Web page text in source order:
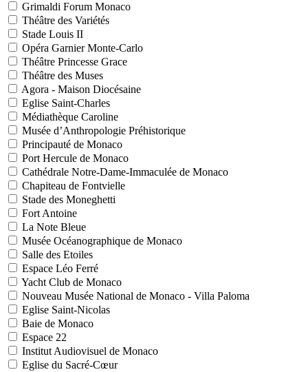
Grimaldi Forum Monaco
Théâtre des Variétés
Stade Louis II
Opéra Garnier Monte-Carlo
Théâtre Princesse Grace
Théâtre des Muses
Agora - Maison Diocésaine
Eglise Saint-Charles
Médiathèque Caroline
Musée d’Anthropologie Préhistorique
Principauté de Monaco
Port Hercule de Monaco
Cathédrale Notre-Dame-Immaculée de Monaco
Chapiteau de Fontvielle
Stade des Moneghetti
Fort Antoine
La Note Bleue
Musée Océanographique de Monaco
Salle des Etoiles
Espace Léo Ferré
Yacht Club de Monaco
Nouveau Musée National de Monaco - Villa Paloma
Eglise Saint-Nicolas
Baie de Monaco
Espace 22
Institut Audiovisuel de Monaco
Eglise du Sacré-Cœur